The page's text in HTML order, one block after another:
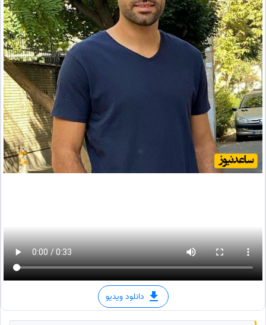
دانلود ویدیو